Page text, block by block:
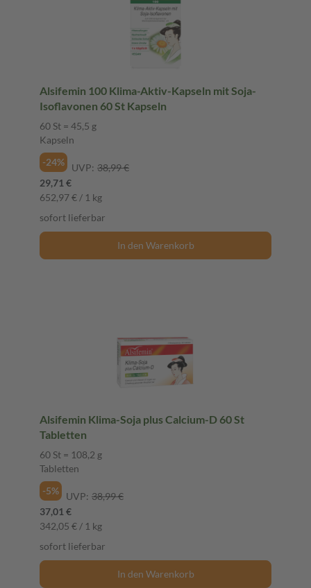
Alsifemin 100 Klima-Aktiv-Kapseln mit Soja-
Isoflavonen 60 St Kapseln
60 St = 45,5 g
Kapseln
-24%
UVP: 38,99 €
29,71 €
652,97 € / 1 kg
sofort lieferbar
In den Warenkorb
Alsifemin Klima-Soja plus Calcium-D 60 St
Tabletten
60 St = 108,2 g
Tabletten
-5%
UVP: 38,99 €
37,01 €
342,05 € / 1 kg
sofort lieferbar
In den Warenkorb